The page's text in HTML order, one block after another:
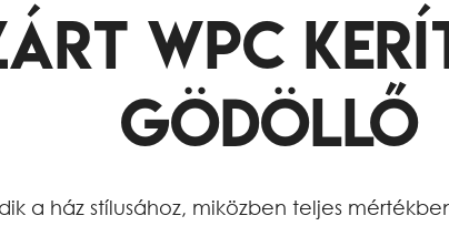
WPC
Gödöllő
a ház stílusához, miközben teljes